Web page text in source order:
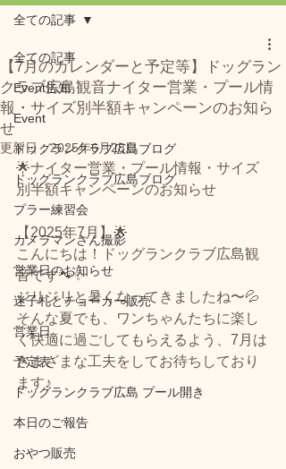
全ての記事
Event告知
Event
ドッグランクラブ広島ブログ
ドッグランクラブ広島ブログ
プラー練習会
カメラマンさん撮影
営業日のお知らせ
迷子札とチョーカー販売
営業日
予定表
ドッグランクラブ広島 プール開き
本日のご報告
おやつ販売
全ての記事
【7月のカレンダーと予定等】ドッグラン
クラブ広島観音ナイター営業・プール情
報・サイズ別半額キャンペーンのお知ら
せ
更新日：2025年6月28日
🌟ナイター営業・プール情報・サイズ
別半額キャンペーンのお知らせ
【2025年7月】🌟
こんにちは！ドッグランクラブ広島観
音です🐾✨
ジリジリと暑くなってきましたね〜💦
そんな夏でも、ワンちゃんたちに楽し
く快適に過ごしてもらえるよう、7月は
さまざまな工夫をしてお待ちしており
ます♪